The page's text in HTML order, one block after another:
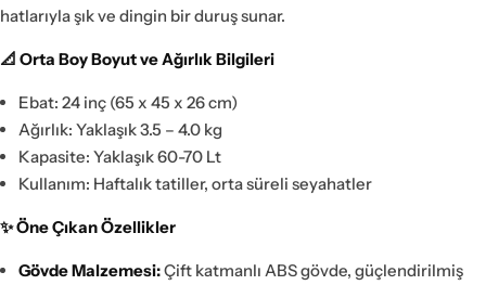
hatlarıyla şık ve dingin bir duruş sunar.
📐 Orta Boy Boyut ve Ağırlık Bilgileri
Ebat: 24 inç (65 x 45 x 26 cm)
Ağırlık: Yaklaşık 3.5 – 4.0 kg
Kapasite: Yaklaşık 60-70 Lt
Kullanım: Haftalık tatiller, orta süreli seyahatler
✨ Öne Çıkan Özellikler
Gövde Malzemesi:Çift katmanlı ABS gövde, güçlendirilmiş